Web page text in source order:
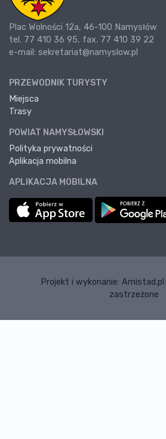
Plac Wolności 12a, 46-100 Namysłów
tel. 77 410 36 95, fax. 77 410 39 22
e-mail: sekretariat@namyslow.pl
PRZEWODNIK TURYSTY
Miejsca
Trasy
POWIAT NAMYSŁOWSKI
Polityka prywatności
Aplikacja mobilna
APLIKACJA MOBILNA
Projekt i wykonanie: Amistad.pl
zastrzeżone